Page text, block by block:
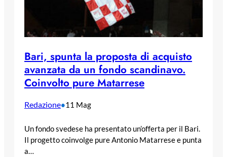
Bari, spunta la proposta di acquisto
avanzata da un fondo scandinavo.
Coinvolto pure Matarrese
Redazione•11 Mag
Un fondo svedese ha presentato un’offerta per il Bari.
Il progetto coinvolge pure Antonio Matarrese e punta
a…